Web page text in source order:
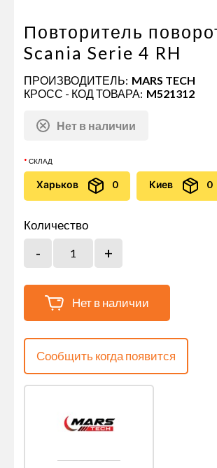
Повторитель
Scania Serie 4 RH
ПРОИЗВОДИТЕЛЬ: MARS TECH
КРОСС - КОД ТОВАРА: M521312
Нет в наличии
СКЛАД
Харьков 0 Киев 0
Количество
Нет в наличии
Сообщить когда появится